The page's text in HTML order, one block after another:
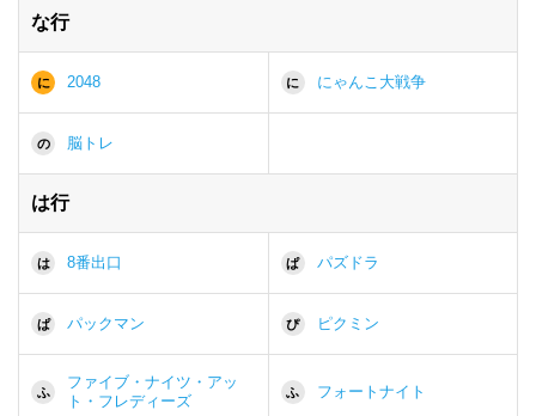
な行
に 2048 に にゃんこ大戦争
の 脳トレ
は行
は 8番出口 ぱ パズドラ
ぱ パックマン ぴ ピクミン
ふ
ファイブ・ナイツ・アッ
ト・フレディーズ
ふ フォートナイト